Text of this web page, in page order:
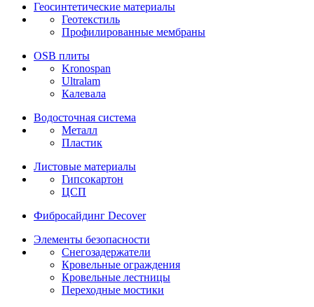
Геосинтетические материалы
Геотекстиль
Профилированные мембраны
OSB плиты
Kronospan
Ultralam
Калевала
Водосточная система
Металл
Пластик
Листовые материалы
Гипсокартон
ЦСП
Фибросайдинг Decover
Элементы безопасности
Снегозадержатели
Кровельные ограждения
Кровельные лестницы
Переходные мостики